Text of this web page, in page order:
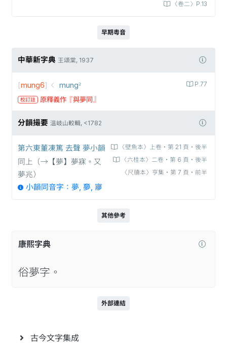
〈卷二〉P.13
早期粵音
中華新字典 王頌棠, 1937
P.77
[mung6] mung꜅
校訂註 原釋義作『與夢同』
分韻撮要 溫岐山較輯, <1782
〈壁魚本〉上卷‧第 21 頁‧後半
〈六桂本〉二卷‧第 6 頁‧後半
〈尺牘本〉亨集‧第 7 頁‧前半
第六東董凍篤 去聲 夢小韻
同上（→【夢】夢寐。又
夢兆）
小韻同音字：夢, 夣, 㝱
其他參考
康熙字典
俗夢字。
外部連結
古今文字集成